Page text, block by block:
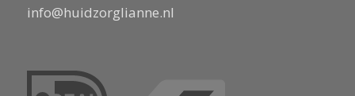
info@huidzorglianne.nl